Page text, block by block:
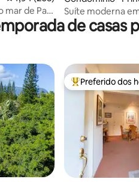
mar de Pali
Suíte moderna
para a
de casas
hóspedes Entre os
Preferido dos